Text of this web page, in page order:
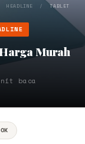
HEADLINE /TABLET
Murah
baca